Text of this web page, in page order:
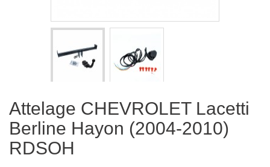
Attelage CHEVROLET Lacetti
Berline Hayon (2004-2010)
RDSOH